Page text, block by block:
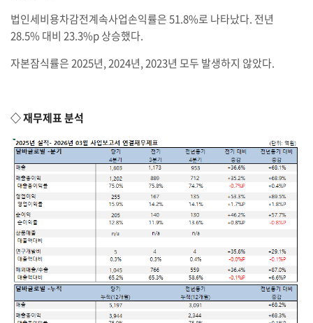
법인세비용차감전계속사업손익률은 51.8%로 나타났다. 전년
28.5% 대비 23.3%p 상승했다.
자본잠식률은 2025년, 2024년, 2023년 모두 발생하지 않았다.
◇ 재무제표 분석